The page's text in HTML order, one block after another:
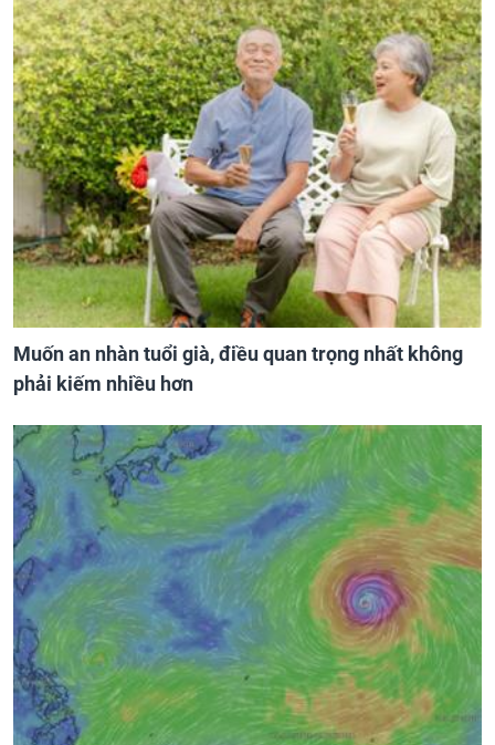
Muốn an nhàn tuổi già, điều quan trọng nhất không
phải kiếm nhiều hơn